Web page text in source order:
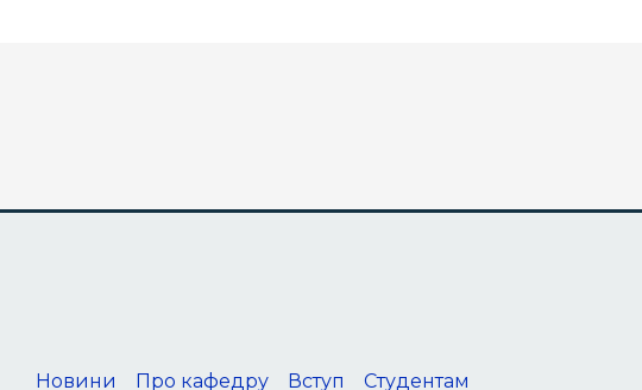
Новини Про кафедру Вступ Студентам